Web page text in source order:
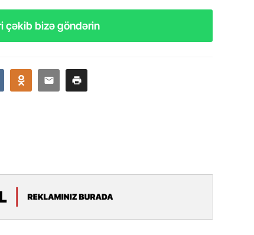
çəkib bizə göndərin